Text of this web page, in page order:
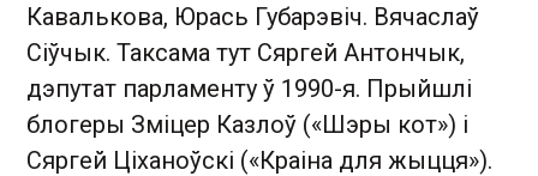
Кавалькова, Юрась Губарэвіч. Вячаслаў
Сіўчык. Таксама тут Сяргей Антончык,
дэпутат парламенту ў 1990-я. Прыйшлі
блогеры Зміцер Казлоў («Шэры кот») і
Сяргей Ціханоўскі («Краіна для жыцця»).